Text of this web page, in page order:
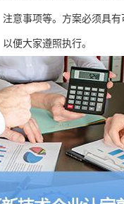
意事项等。方案必须具
便大家遵照执行。